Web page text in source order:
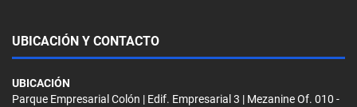
UBICACIÓN Y CONTACTO
UBICACIÓN
Parque Empresarial Colón | Edif. Empresarial 3 | Mezanine Of. 010 -